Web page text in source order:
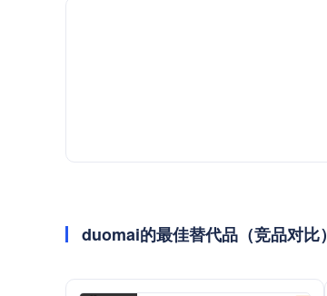
duomai的最佳替代品（竞品对比）